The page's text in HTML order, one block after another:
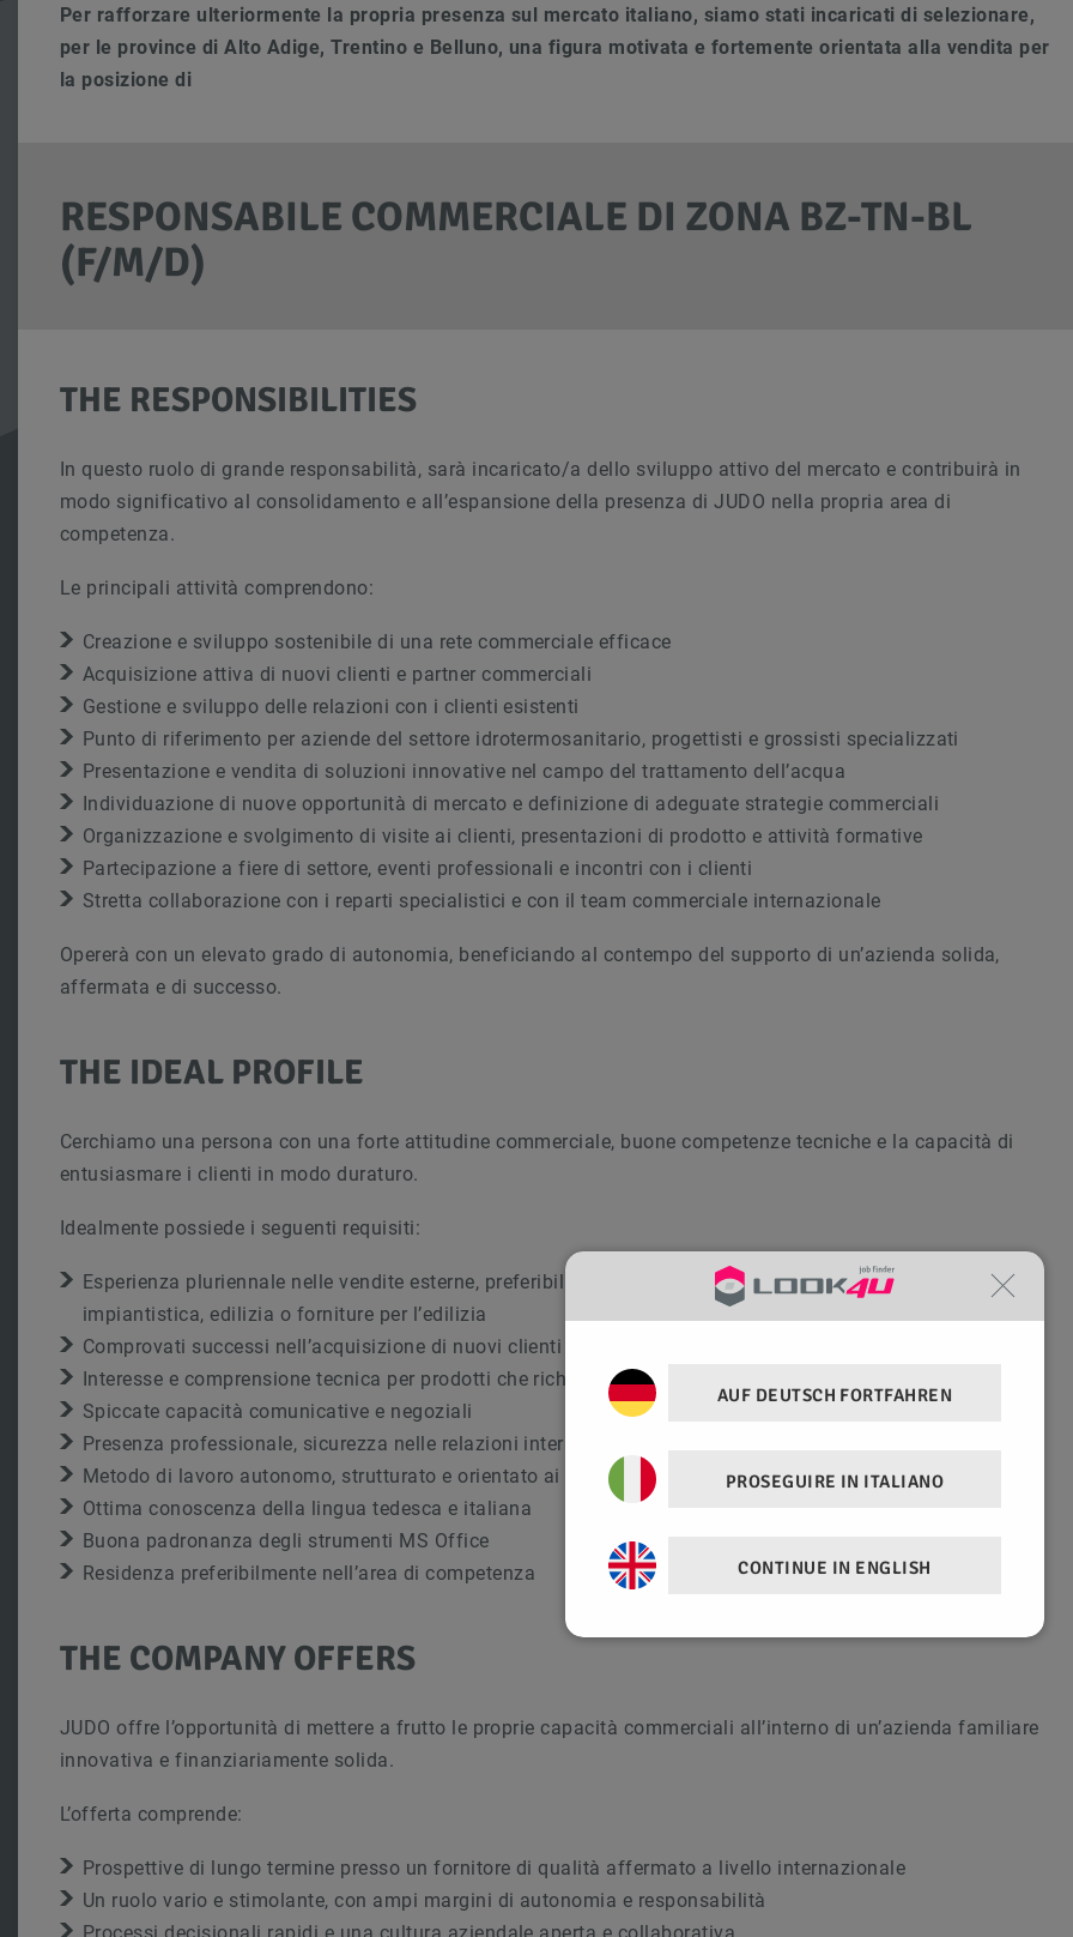
Per rafforzare ulteriormente la propria presenza sul mercato italiano, siamo stati incaricati di selezionare,
per le province diAlto Adige, Trentino e Belluno, una figura motivata e fortemente orientata alla vendita per
la posizione di
RESPONSABILE COMMERCIALE DI ZONA BZ-TN-BL
(F/M/D)
THE RESPONSIBILITIES
In questo ruolo di grande responsabilità, sarà incaricato/a dello sviluppo attivo del mercato e contribuirà in
modo significativo al consolidamento e all’espansione della presenza di JUDO nella propria area di
competenza.
Le principali attività comprendono:
Creazione e sviluppo sostenibile di una rete commerciale efficace
Acquisizione attiva di nuovi clienti e partner commerciali
Gestione e sviluppo delle relazioni con i clienti esistenti
Punto di riferimento per aziende del settore idrotermosanitario, progettisti e grossisti specializzati
Presentazione e vendita di soluzioni innovative nel campo del trattamento dell’acqua
Individuazione di nuove opportunità di mercato e definizione di adeguate strategie commerciali
Organizzazione e svolgimento di visite ai clienti, presentazioni di prodotto e attività formative
Partecipazione a fiere di settore, eventi professionali e incontri con i clienti
Stretta collaborazione con i reparti specialistici e con il team commerciale internazionale
Opererà con un elevato grado di autonomia, beneficiando al contempo del supporto di un’azienda solida,
affermata e di successo.
THE IDEAL PROFILE
Cerchiamo una persona con una forte attitudine commerciale, buone competenze tecniche e la capacità di
entusiasmare i clienti in modo duraturo.
Idealmente possiede i seguenti requisiti:
Esperienza pluriennale nelle vendite esterne, preferibilmente nei settori idrotermosanitario, riscaldamento,
impiantistica, edilizia o forniture per l’edilizia
Comprovati successi nell’acquisizione di nuovi clienti e nello sviluppo del business
Interesse e comprensione tecnica per prodotti che richiedono consulenza specialistica
Spiccate capacità comunicative e negoziali
Presenza professionale, sicurezza nelle relazioni interpersonali e forte orientamento al cliente
Metodo di lavoro autonomo, strutturato e orientato ai risultati
Ottima conoscenza della lingua tedesca e italiana
Buona padronanza degli strumenti MS Office
Residenza preferibilmente nell’area di competenza
THE COMPANY OFFERS
JUDO offre l’opportunità di mettere a frutto le proprie capacità commerciali all’interno di un’azienda familiare
innovativa e finanziariamente solida.
L’offerta comprende:
Prospettive di lungo termine presso un fornitore di qualità affermato a livello internazionale
Un ruolo vario e stimolante, con ampi margini di autonomia e responsabilità
Processi decisionali rapidi e una cultura aziendale aperta e collaborativa
AUF DEUTSCH FORTFAHREN
PROSEGUIRE IN ITALIANO
CONTINUE IN ENGLISH